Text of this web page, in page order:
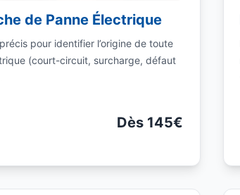
de Panne Électrique
pour identifier l’origine de toute
(court-circuit, surcharge, défaut
Dès 145€